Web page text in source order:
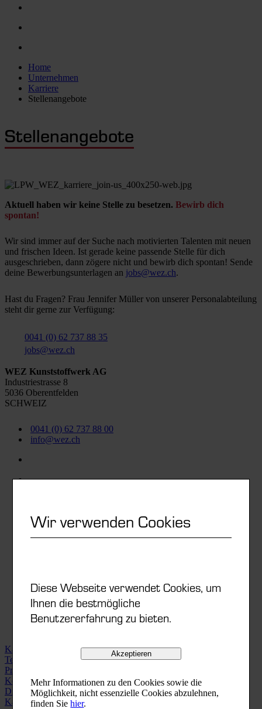
Wir verwenden Cookies
Diese Webseite verwendet Cookies, um
Ihnen die bestmögliche
Benutzererfahrung zu bieten.
Akzeptieren
Mehr Informationen zu den Cookies sowie die
Möglichkeit, nicht essenzielle Cookies abzulehnen,
finden Siehier.
Home
Unternehmen
Karriere
Stellenangebote
Stellenangebote
Aktuell haben wir keine Stelle zu besetzen. Bewirb dich
spontan!
Wir sind immer auf der Suche nach motivierten Talenten mit neuen
und frischen Ideen. Ist gerade keine passende Stelle für dich
ausgeschrieben, dann zögere nicht und bewirb dich spontan! Sende
deine Bewerbungsunterlagen an jobs@wez.ch.
Hast du Fragen? Frau Jennifer Müller von unserer Personalabteilung
steht dir gerne zur Verfügung:
0041 (0) 62 737 88 35
jobs@wez.ch
WEZ Kunststoffwerk AG
Industriestrasse 8
5036 Oberentfelden
SCHWEIZ
0041 (0) 62 737 88 00
info@wez.ch
Merkliste
Kataloge | Videos
Technische Datenblätter
Printorama-Finder
Konformitäten
Distributionsnetz
Karriere